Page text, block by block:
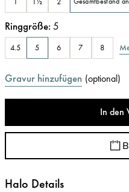
Ringgröße: 5
4.5 5 6 7 8
Gravur hinzufügen (optional)
In den
Halo Details